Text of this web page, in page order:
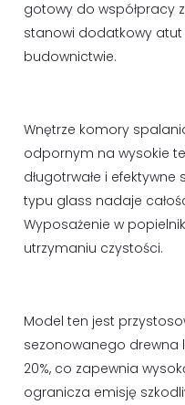
gotowy do współpracy
stanowi dodatkowy
budownictwie.
Wnętrze komory
odpornym na wysokie
długotrwałe i
typu glass nadaje
Wyposażenie w
utrzymaniu czystości.
Model ten jest
sezonowanego drewna
20%, co zapewnia
ogranicza emisję